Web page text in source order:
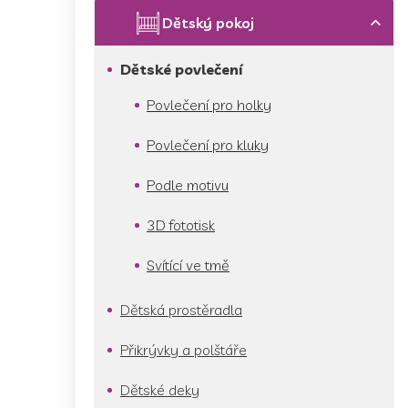
Dětský pokoj
Dětské povlečení
Povlečení pro holky
Povlečení pro kluky
Podle motivu
3D fototisk
Svítící ve tmě
Dětská prostěradla
Přikrývky a polštáře
Dětské deky